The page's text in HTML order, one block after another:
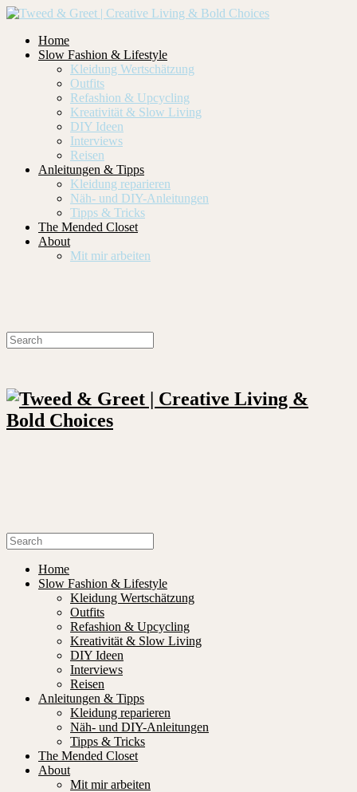
Home
Slow Fashion & Lifestyle
Kleidung Wertschätzung
Outfits
Refashion & Upcycling
Kreativität & Slow Living
DIY Ideen
Interviews
Reisen
Anleitungen & Tipps
Kleidung reparieren
Näh- und DIY-Anleitungen
Tipps & Tricks
The Mended Closet
About
Mit mir arbeiten
Home
Slow Fashion & Lifestyle
Kleidung Wertschätzung
Outfits
Refashion & Upcycling
Kreativität & Slow Living
DIY Ideen
Interviews
Reisen
Anleitungen & Tipps
Kleidung reparieren
Näh- und DIY-Anleitungen
Tipps & Tricks
The Mended Closet
About
Mit mir arbeiten